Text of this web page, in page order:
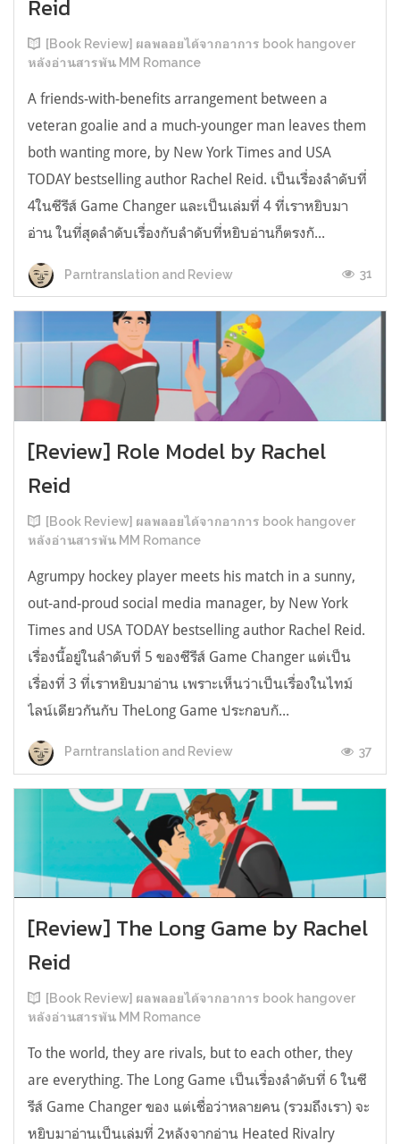
Reid
[Book Review] ผลพลอยได้จากอาการ book hangover
หลังอ่านสารพัน MM Romance
A friends-with-benefits arrangement between a
veteran goalie and a much-younger man leaves them
both wanting more, by New York Times and USA
TODAY bestselling author Rachel Reid. เป็นเรื่องลำดับที่
4ในซีรีส์ Game Changer และเป็นเล่มที่ 4 ที่เราหยิบมา
อ่าน ในที่สุดลำดับเรื่องกับลำดับที่หยิบอ่านก็ตรงกั...
Parntranslation and Review 31
[Review] Role Model by Rachel
Reid
[Book Review] ผลพลอยได้จากอาการ book hangover
หลังอ่านสารพัน MM Romance
Agrumpy hockey player meets his match in a sunny,
out-and-proud social media manager, by New York
Times and USA TODAY bestselling author Rachel Reid.
เรื่องนี้อยู่ในลำดับที่ 5 ของซีรีส์ Game Changer แต่เป็น
เรื่องที่ 3 ที่เราหยิบมาอ่าน เพราะเห็นว่าเป็นเรื่องในไทม์
ไลน์เดียวกันกับ TheLong Game ประกอบกั...
Parntranslation and Review 37
[Review] The Long Game by Rachel
Reid
[Book Review] ผลพลอยได้จากอาการ book hangover
หลังอ่านสารพัน MM Romance
To the world, they are rivals, but to each other, they
are everything. The Long Game เป็นเรื่องลำดับที่ 6 ในซี
รีส์ Game Changer ของ แต่เชื่อว่าหลายคน (รวมถึงเรา) จะ
หยิบมาอ่านเป็นเล่มที่ 2หลังจากอ่าน Heated Rivalry